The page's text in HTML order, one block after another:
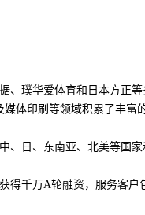
、璞华爱体育和日本方正等
体印刷等领域积累了丰富
、日、东南亚、北美等国家
得千万 A轮融资，服务客户